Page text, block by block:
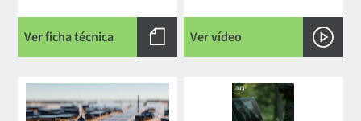
Ver ficha técnica Ver vídeo